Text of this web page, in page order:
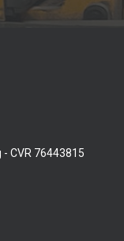
- CVR 76443815